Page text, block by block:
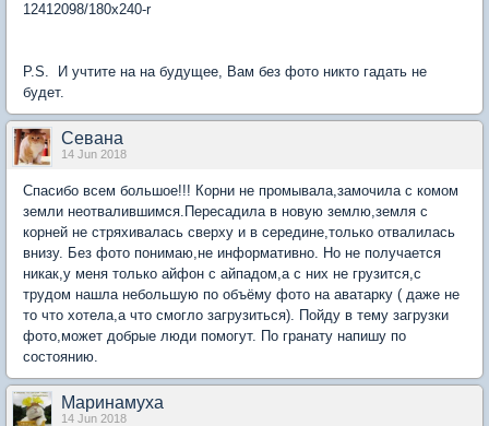
12412098/180x240-r
P.S. И учтите на на будущее, Вам без фото никто гадать не
будет.
Севана
14 Jun 2018
Спасибо всем большое!!! Корни не промывала,замочила с комом
земли неотвалившимся.Пересадила в новую землю,земля с
корней не стряхивалась сверху и в середине,только отвалилась
внизу. Без фото понимаю,не информативно. Но не получается
никак,у меня только айфон с айпадом,а с них не грузится,с
трудом нашла небольшую по объёму фото на аватарку ( даже не
то что хотела,а что смогло загрузиться). Пойду в тему загрузки
фото,может добрые люди помогут. По гранату напишу по
состоянию.
Маринамуха
14 Jun 2018